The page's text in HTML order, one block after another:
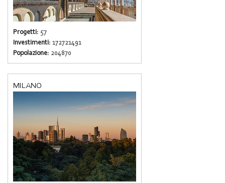
Progetti: 57
Investimenti: 172721491
Popolazione: 204870
MILANO